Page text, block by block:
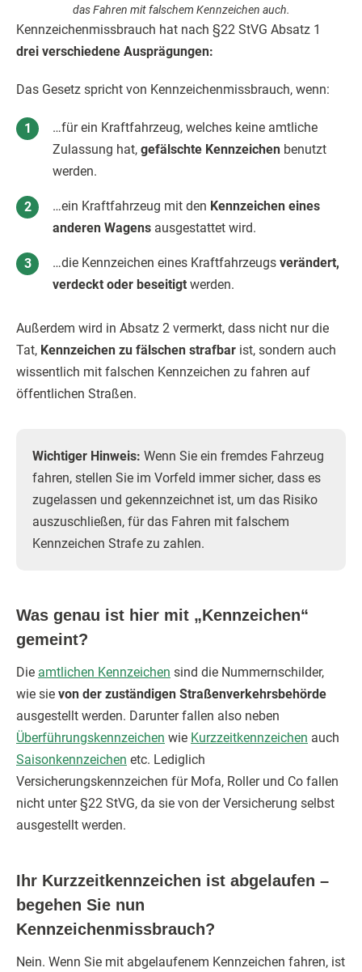
das Fahren mit falschem Kennzeichen auch.
Kennzeichenmissbrauch hat nach §22 StVG Absatz 1
drei verschiedene Ausprägungen:
Das Gesetz spricht von Kennzeichenmissbrauch, wenn:
…für ein Kraftfahrzeug, welches keine amtliche
Zulassung hat, gefälschte Kennzeichen benutzt
werden.
…ein Kraftfahrzeug mit den Kennzeichen eines
anderen Wagens ausgestattet wird.
…die Kennzeichen eines Kraftfahrzeugs verändert,
verdeckt oder beseitigt werden.
Außerdem wird in Absatz 2 vermerkt, dass nicht nur die
Tat, Kennzeichen zu fälschen strafbar ist, sondern auch
wissentlich mit falschen Kennzeichen zu fahren auf
öffentlichen Straßen.
Wichtiger Hinweis: Wenn Sie ein fremdes Fahrzeug
fahren, stellen Sie im Vorfeld immer sicher, dass es
zugelassen und gekennzeichnet ist, um das Risiko
auszuschließen, für das Fahren mit falschem
Kennzeichen Strafe zu zahlen.
Was genau ist hier mit „Kennzeichen“
gemeint?
Die amtlichen Kennzeichen sind die Nummernschilder,
wie sie von der zuständigen Straßenverkehrsbehörde
ausgestellt werden. Darunter fallen also neben
Überführungskennzeichen wie Kurzzeitkennzeichen auch
Saisonkennzeichen etc. Lediglich
Versicherungskennzeichen für Mofa, Roller und Co fallen
nicht unter §22 StVG, da sie von der Versicherung selbst
ausgestellt werden.
Ihr Kurzzeitkennzeichen ist abgelaufen –
begehen Sie nun
Kennzeichenmissbrauch?
Nein. Wenn Sie mit abgelaufenem Kennzeichen fahren, ist